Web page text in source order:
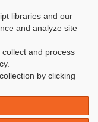
libraries and our
and analyze site
and process
by clicking